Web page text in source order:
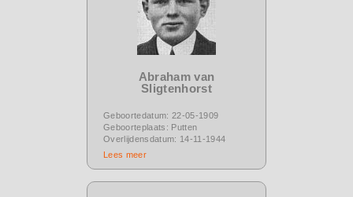
Abraham van
Sligtenhorst
Geboortedatum: 22-05-1909
Geboorteplaats: Putten
Overlijdensdatum: 14-11-1944
Lees meer